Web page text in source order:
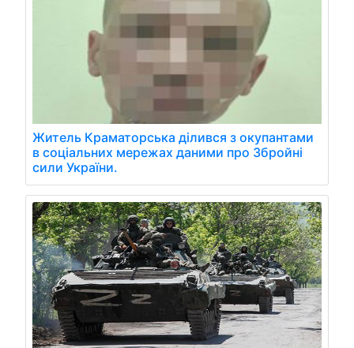
Житель Краматорська ділився з окупантами
в соціальних мережах даними про Збройні
сили України.